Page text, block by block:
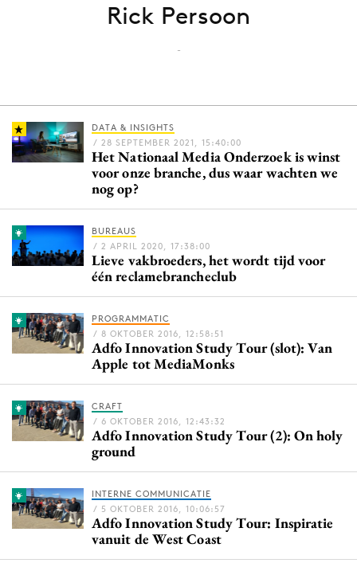
Volg het laatste nieuws via de Adformatie
Menu
9 sept: GenAI-training
12 nov: MarketingLive!
Adverteren
Events
Opleidingen
Vacatures
Topics
Artificial Intelligence
Bureaus
Campagnes
Carriere
Contentmarketing
Rick Persoon
-
DATA & INSIGHTS
/ 28 SEPTEMBER 2021, 15:40:00
Het Nationaal Media Onderzoek is winst
voor onze branche, dus waar wachten we
nog op?
BUREAUS
/ 2 APRIL 2020, 17:38:00
Lieve vakbroeders, het wordt tijd voor
één reclamebrancheclub
PROGRAMMATIC
/ 8 OKTOBER 2016, 12:58:51
Adfo Innovation Study Tour (slot): Van
Apple tot MediaMonks
CRAFT
/ 6 OKTOBER 2016, 12:43:32
Adfo Innovation Study Tour (2): On holy
ground
INTERNE COMMUNICATIE
/ 5 OKTOBER 2016, 10:06:57
Adfo Innovation Study Tour: Inspiratie
vanuit de West Coast